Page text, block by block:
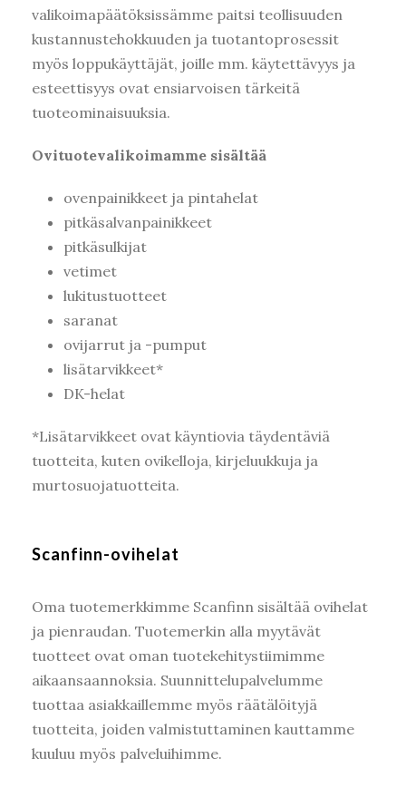
valikoimapäätöksissämme paitsi teollisuuden
kustannustehokkuuden ja tuotantoprosessit
myös loppukäyttäjät, joille mm. käytettävyys ja
esteettisyys ovat ensiarvoisen tärkeitä
tuoteominaisuuksia.
Ovituotevalikoimamme sisältää
ovenpainikkeet ja pintahelat
pitkäsalvanpainikkeet
pitkäsulkijat
vetimet
lukitustuotteet
saranat
ovijarrut ja -pumput
lisätarvikkeet*
DK-helat
*Lisätarvikkeet ovat käyntiovia täydentäviä
tuotteita, kuten ovikelloja, kirjeluukkuja ja
murtosuojatuotteita.
Scanfinn-ovihelat
Oma tuotemerkkimme Scanfinn sisältää ovihelat
ja pienraudan. Tuotemerkin alla myytävät
tuotteet ovat oman tuotekehitystiimimme
aikaansaannoksia. Suunnittelupalvelumme
tuottaa asiakkaillemme myös räätälöityjä
tuotteita, joiden valmistuttaminen kauttamme
kuuluu myös palveluihimme.